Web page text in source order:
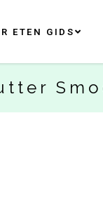
ETEN GIDS